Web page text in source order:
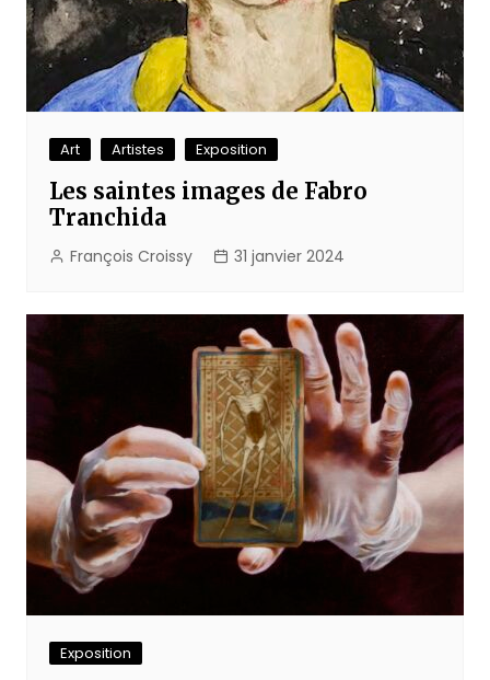
Art Artistes Exposition
Les saintes images de Fabro
Tranchida
François Croissy 31 janvier 2024
Exposition